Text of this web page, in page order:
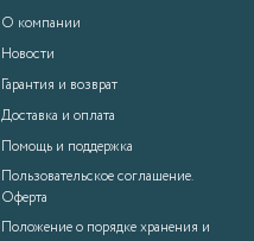
О компании
Новости
Гарантия и возврат
Доставка и оплата
Помощь и поддержка
Пользовательское соглашение.
Оферта
Положение о порядке хранения и